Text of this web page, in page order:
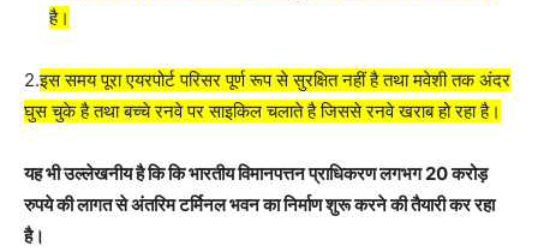
है।
2.इस समय पूरा एयरपोर्ट परिसर पूर्ण रूप से सुरक्षित नहीं है तथा मवेशी तक अंदर
घुस चुके है तथा बच्चे रनवे पर साइकिल चलाते है जिससे रनवे खराब हो रहा है।
यह भी उल्लेखनीय है कि कि भारतीय विमानपत्तन प्राधिकरण लगभग 20 करोड़
रुपये की लागत से अंतरिम टर्मिनल भवन का निर्माण शुरू करने की तैयारी कर रहा
है।